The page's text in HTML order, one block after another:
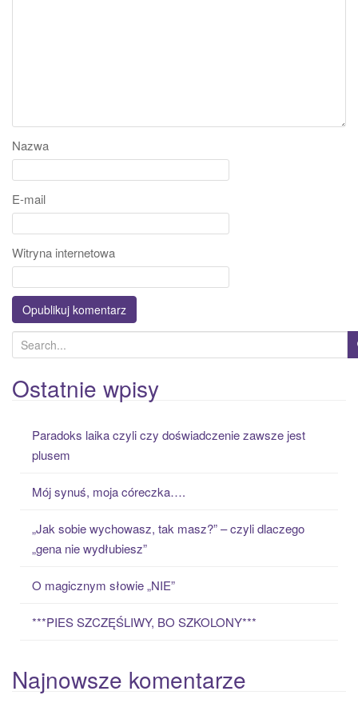
Nazwa
E-mail
Witryna internetowa
e
a
r
Ostatnie wpisy
Paradoks laika czyli czy doświadczenie zawsze jest
plusem
Mój synuś, moja córeczka….
„Jak sobie wychowasz, tak masz?” – czyli dlaczego
„gena nie wydłubiesz”
O magicznym słowie „NIE”
***PIES SZCZĘŚLIWY, BO SZKOLONY***
Najnowsze komentarze